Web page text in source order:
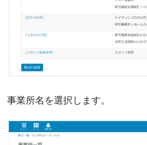
事業所名を選択します。